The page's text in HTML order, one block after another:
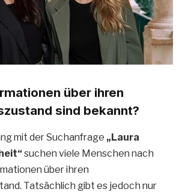
über ihren
sind bekannt?
mit der Suchanfrage „Laura
suchen viele Menschen nach
über ihren
Tatsächlich gibt es jedoch nur